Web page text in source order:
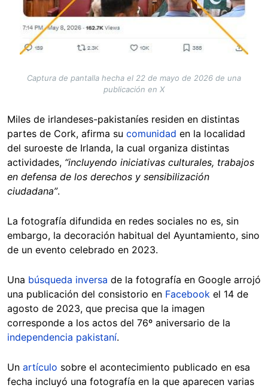
Captura de pantalla hecha el 22 de mayo de 2026 de una
publicación en X
Miles de irlandeses-pakistaníes residen en distintas
partes de Cork, afirma su comunidad en la localidad
del suroeste de Irlanda, la cual organiza distintas
actividades, “incluyendo iniciativas culturales, trabajos
en defensa de los derechos y sensibilización
ciudadana”.
La fotografía difundida en redes sociales no es, sin
embargo, la decoración habitual del Ayuntamiento, sino
de un evento celebrado en 2023.
Una búsqueda inversa de la fotografía en Google arrojó
una publicación del consistorio en Facebook el 14 de
agosto de 2023, que precisa que la imagen
corresponde a los actos del 76º aniversario de la
independencia pakistaní.
Un artículo sobre el acontecimiento publicado en esa
fecha incluyó una fotografía en la que aparecen varias